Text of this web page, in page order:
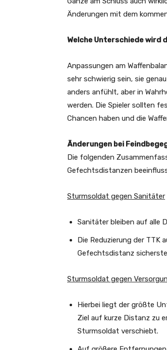
Änderungen mit dem
Welche Unterschiede wird
Anpassungen am
sehr schwierig sein, sie
anders anfühlt, aber in
werden. Die Spieler sollten
Chancen haben und die
Änderungen bei
Die folgenden
Gefechtsdistanzen
Sturmsoldat gegen Sanitäter
Sanitäter bleiben auf alle
Die Reduzierung der TTK
Gefechtsdistanz
Sturmsoldat gegen
Hierbei liegt der größte
Ziel auf kurze Distanz zu
Sturmsoldat verschiebt.